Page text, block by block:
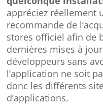
appréciez réellement
recommande de
stores officiel afin de
dernières mises à
développeurs sans
l’application ne soit
donc les différents
d’applications.